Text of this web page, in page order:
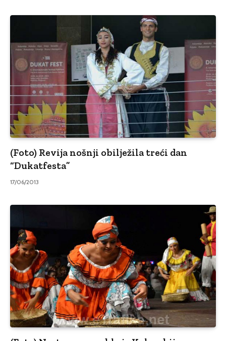
(Foto) Revija nošnji obilježila treći dan
“Dukatfesta”
17/06/2013